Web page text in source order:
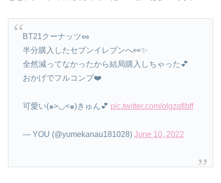
BT21クーナッツ🥜
半分購入したセブンイレブンへ👀✨
全然減ってなかったから結局購入しちゃった💕
おかげでフルコンプ❤️
可愛い(๑>◡<๑)きゅん💕 pic.twitter.com/olgzqfibff
— YOU (@yumekanau181028) June 10, 2022